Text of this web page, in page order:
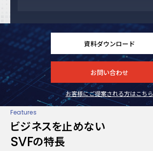
資料ダウンロード
お問い合わせ
お客様にご提案される方はこちら
Features
ビジネスを止めない
SVFの特長